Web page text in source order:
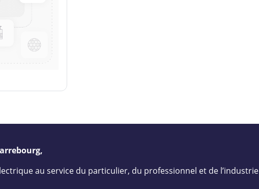
au service du particulier, du professionnel et de l’industrie